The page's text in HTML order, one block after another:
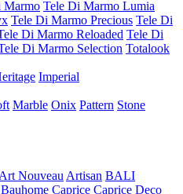
Marmo Tele Di Marmo Lumia
Tele Di Marmo Precious Tele Di
Di Marmo Reloaded Tele Di
Di Marmo Selection Totalook
Imperial
Marble Onix Pattern Stone
Art Nouveau Artisan BALI
Bauhome Caprice Caprice Deco